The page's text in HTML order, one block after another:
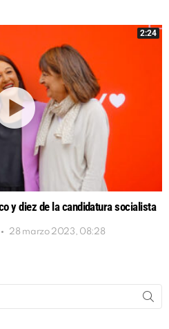
2:24
y diez de la candidatura socialista
28 marzo 2023, 08:28